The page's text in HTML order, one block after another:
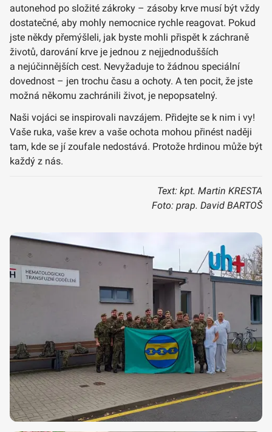
autonehod po složité zákroky – zásoby krve musí být vždy
dostatečné, aby mohly nemocnice rychle reagovat. Pokud
jste někdy přemýšleli, jak byste mohli přispět k záchraně
životů, darování krve je jednou z nejjednodušších
a nejúčinnějších cest. Nevyžaduje to žádnou speciální
dovednost – jen trochu času a ochoty. A ten pocit, že jste
možná někomu zachránili život, je nepopsatelný.
Naši vojáci se inspirovali navzájem. Přidejte se k nim i vy!
Vaše ruka, vaše krev a vaše ochota mohou přinést naději
tam, kde se jí zoufale nedostává. Protože hrdinou může být
každý z nás.
Text: kpt. Martin KRESTA
Foto: prap. David BARTOŠ